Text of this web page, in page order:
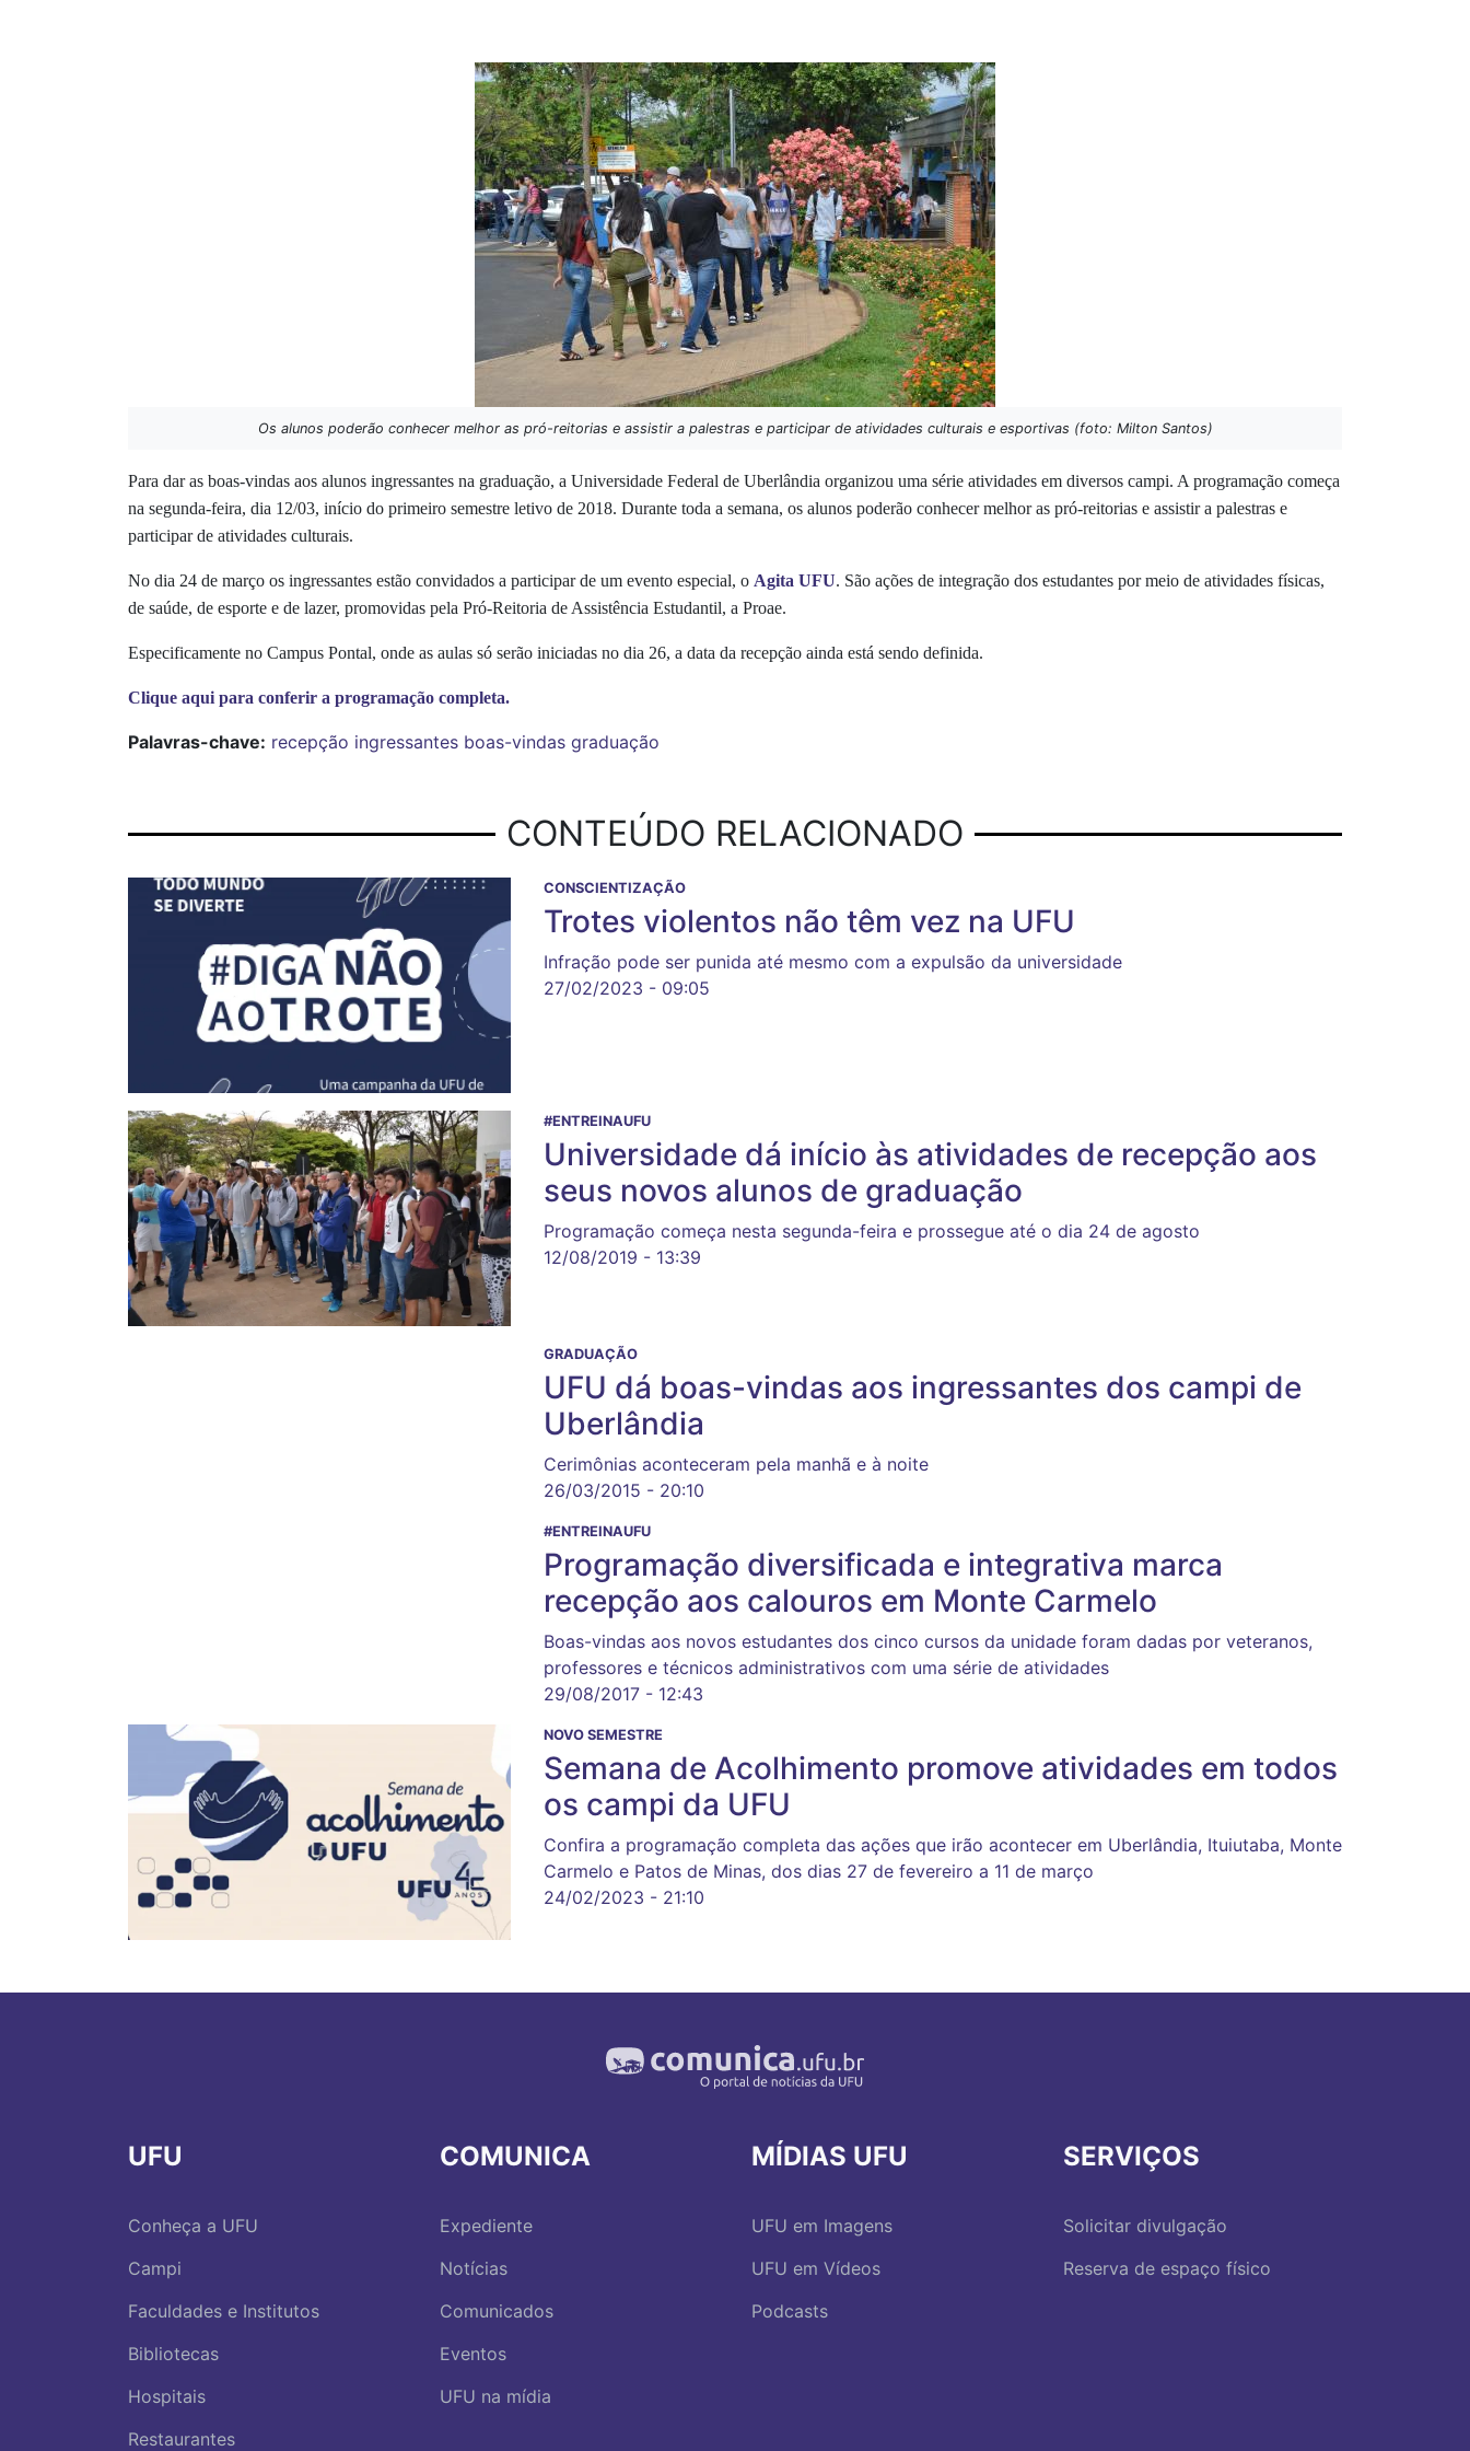
Os alunos poderão conhecer melhor as pró-reitorias e assistir a palestras e participar de atividades culturais e esportivas (foto: Milton Santos)
Para dar as boas-vindas aos alunos ingressantes na graduação, a Universidade Federal de Uberlândia organizou uma série atividades em diversos campi. A programação começa
na segunda-feira, dia 12/03, início do primeiro semestre letivo de 2018. Durante toda a semana, os alunos poderão conhecer melhor as pró-reitorias e assistir a palestras e
participar de atividades culturais.
No dia 24 de março os ingressantes estão convidados a participar de um evento especial, o Agita UFU. São ações de integração dos estudantes por meio de atividades físicas,
de saúde, de esporte e de lazer, promovidas pela Pró-Reitoria de Assistência Estudantil, a Proae.
Especificamente no Campus Pontal, onde as aulas só serão iniciadas no dia 26, a data da recepção ainda está sendo definida.
Clique aqui para conferir a programação completa.
Palavras-chave: recepção ingressantes boas-vindas graduação
CONTEÚDO RELACIONADO
CONSCIENTIZAÇÃO
Trotes violentos não têm vez na UFU
Infração pode ser punida até mesmo com a expulsão da universidade
27/02/2023 - 09:05
#ENTREINAUFU
Universidade dá início às atividades de recepção aos
seus novos alunos de graduação
Programação começa nesta segunda-feira e prossegue até o dia 24 de agosto
12/08/2019 - 13:39
GRADUAÇÃO
UFU dá boas-vindas aos ingressantes dos campi de
Uberlândia
Cerimônias aconteceram pela manhã e à noite
26/03/2015 - 20:10
#ENTREINAUFU
Programação diversificada e integrativa marca
recepção aos calouros em Monte Carmelo
Boas-vindas aos novos estudantes dos cinco cursos da unidade foram dadas por veteranos,
professores e técnicos administrativos com uma série de atividades
29/08/2017 - 12:43
NOVO SEMESTRE
Semana de Acolhimento promove atividades em todos
os campi da UFU
Confira a programação completa das ações que irão acontecer em Uberlândia, Ituiutaba, Monte
Carmelo e Patos de Minas, dos dias 27 de fevereiro a 11 de março
24/02/2023 - 21:10
UFU
Conheça a UFU
Campi
Faculdades e Institutos
Bibliotecas
Hospitais
Restaurantes
COMUNICA
Expediente
Notícias
Comunicados
Eventos
UFU na mídia
MÍDIAS UFU
UFU em Imagens
UFU em Vídeos
Podcasts
SERVIÇOS
Solicitar divulgação
Reserva de espaço físico